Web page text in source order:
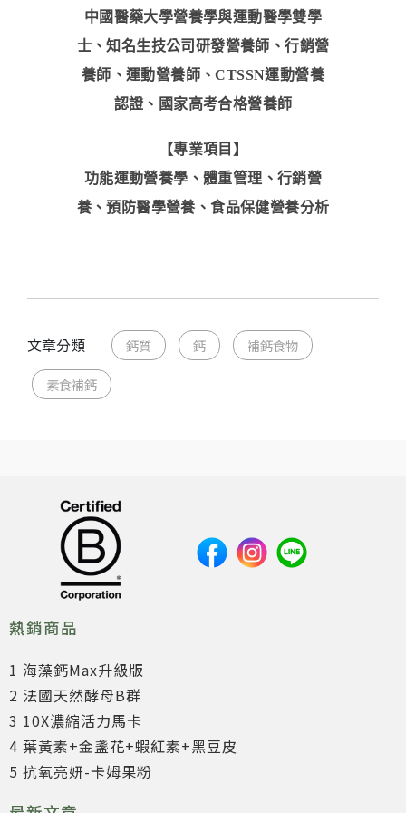
中國醫藥大學營養學與運動醫學雙學
士、知名生技公司研發營養師、行銷營
養師、運動營養師、CTSSN運動營養
認證、國家高考合格營養師
【專業項目】
功能運動營養學、體重管理、行銷營
養、預防醫學營養、食品保健營養分析
文章分類 鈣質 鈣 補鈣食物
素食補鈣
熱銷商品
1 海藻鈣Max升級版
2 法國天然酵母B群
3 10X濃縮活力馬卡
4 葉黃素+金盞花+蝦紅素+黑豆皮
5 抗氧亮妍-卡姆果粉